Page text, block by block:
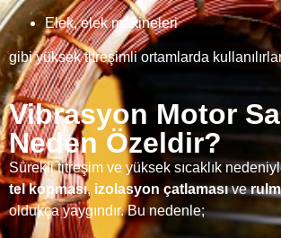
Elek, elek makineleri
gibi yüksek titreşimli ortamlarda
Vibrasyon Motor
Neden Özeldir?
Sürekli titreşim ve yüksek sıcaklık
tel kopması, izolasyon çatlamasıve
oldukça yaygındır. Bu nedenle;